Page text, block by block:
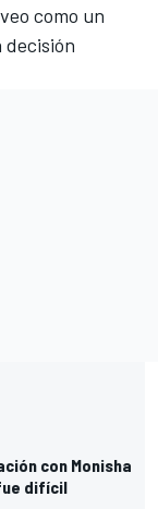
como un
decisión
con Monisha
difícil